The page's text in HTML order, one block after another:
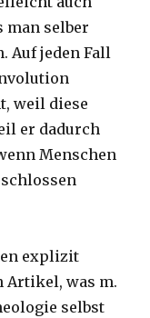
man selber
Auf jeden Fall
weil diese
er dadurch
Menschen
explizit
Artikel, was m.
selbst